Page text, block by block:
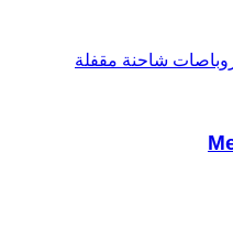
شاحنة مقفلة